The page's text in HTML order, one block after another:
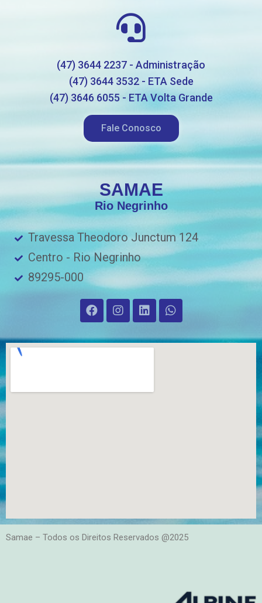
(47) 3644 2237 - Administração
(47) 3644 3532 - ETA Sede
(47) 3646 6055 - ETA Volta Grande
Fale Conosco
SAMAE
Rio Negrinho
Travessa Theodoro Junctum 124
Centro - Rio Negrinho
89295-000
Samae – Todos os Direitos Reservados @2025